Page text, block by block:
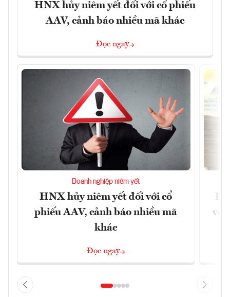
HNX hủy niêm yết đối với cổ phiếu
AAV, cảnh báo nhiều mã khác
Đọc ngay
Doanh nghiệp niêm yết
HNX hủy niêm yết đối với cổ
phiếu AAV, cảnh báo nhiều mã
khác
Đọc ngay
Đề
với